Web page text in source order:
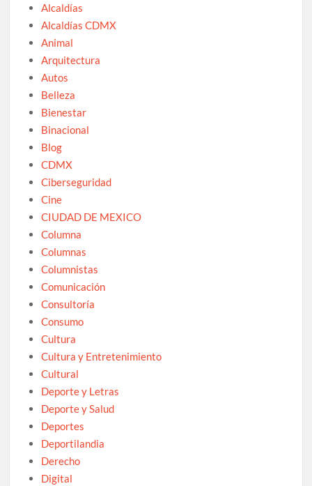
Alcaldías
Alcaldías CDMX
Animal
Arquitectura
Autos
Belleza
Bienestar
Binacional
Blog
CDMX
Ciberseguridad
Cine
CIUDAD DE MEXICO
Columna
Columnas
Columnistas
Comunicación
Consultoría
Consumo
Cultura
Cultura y Entretenimiento
Cultural
Deporte y Letras
Deporte y Salud
Deportes
Deportilandia
Derecho
Digital